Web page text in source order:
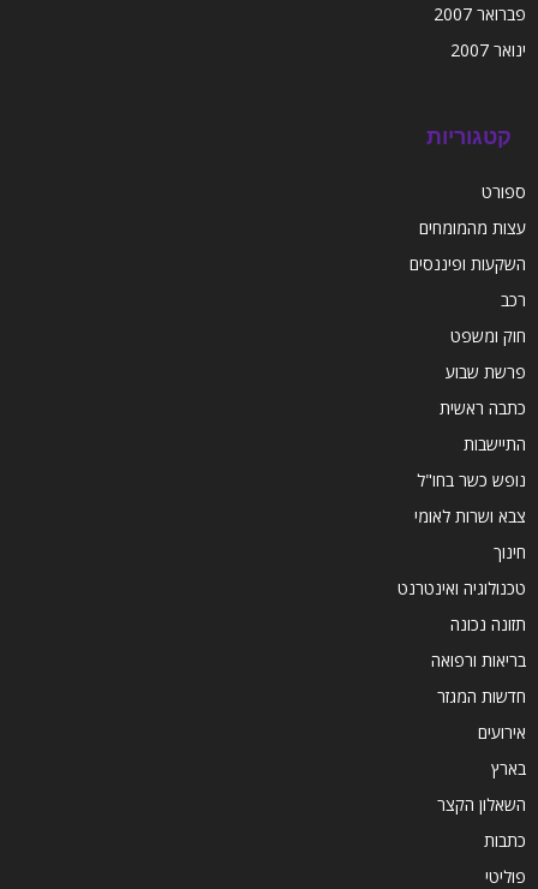
פברואר 2007
ינואר 2007
קטגוריות
ספורט
עצות מהמומחים
השקעות ופיננסים
רכב
חוק ומשפט
פרשת שבוע
כתבה ראשית
התיישבות
נופש כשר בחו"ל
צבא ושרות לאומי
חינוך
טכנולוגיה ואינטרנט
תזונה נכונה
בריאות ורפואה
חדשות המגזר
אירועים
בארץ
השאלון הקצר
כתבות
פוליטי